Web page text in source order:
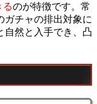
るのが特徴です。常
ガチャの排出対象に
自然と入手でき、凸